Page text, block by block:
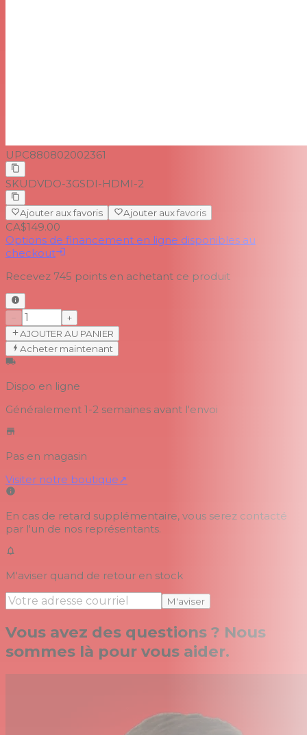
UPC880802002361
SKU DVDO-3GSDI-HDMI-2
Ajouter aux favoris Ajouter aux favoris
CA$149.00
Options de financement en ligne disponibles au
checkout
Recevez 745 points en achetant ce produit
−
+
AJOUTER AU PANIER
Acheter maintenant
Dispo en ligne
Généralement 1-2 semaines avant l'envoi
Pas en magasin
Visiter notre boutique↗
En cas de retard supplémentaire, vous serez contacté
par l'un de nos représentants.
M'aviser quand de retour en stock
M'aviser
Vous avez des questions ? Nous
sommes là pour vous aider.